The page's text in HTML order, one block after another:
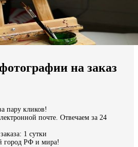
миру
на заказ
пару кликов!
почте. Отвечаем за 24
1 сутки
город РФ и мира!